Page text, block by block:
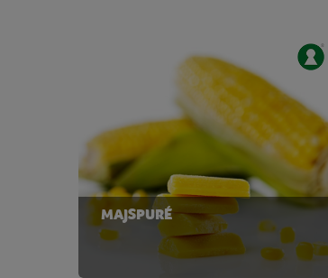
Protein
Riboflavin
Tiamin
MAJSPURÉ